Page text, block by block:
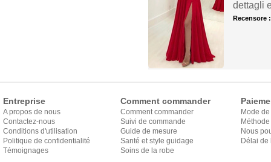
dettagli
Recensore
Entreprise
A propos de nous
Contactez-nous
Conditions d'utilisation
Politique de confidentialité
Témoignages
Comment commander
Comment commander
Suivi de commande
Guide de mesure
Santé et style guidage
Soins de la robe
Mode
Nous
Délai de